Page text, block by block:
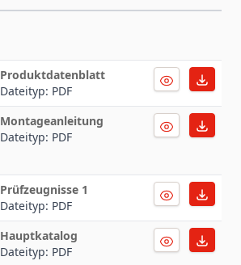
Produktdatenblatt
Dateityp: PDF
Montageanleitung
Dateityp: PDF
Prüfzeugnisse 1
Dateityp: PDF
Hauptkatalog
Dateityp: PDF